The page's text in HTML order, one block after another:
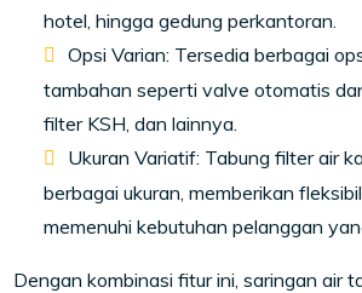
hotel, hingga gedung perkantoran.
Opsi Varian: Tersedia berbagai
tambahan seperti valve otomatis
filter KSH, dan lainnya.
Ukuran Variatif: Tabung filter air
berbagai ukuran, memberikan
memenuhi kebutuhan pelanggan
Dengan kombinasi fitur ini, saringan air